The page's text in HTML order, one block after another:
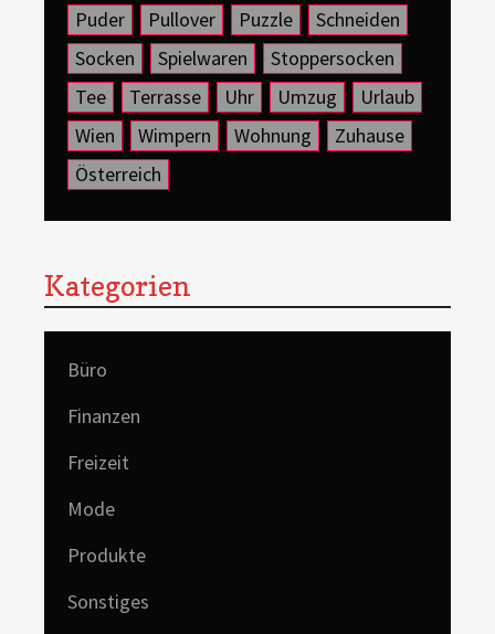
Puder
Pullover Puzzle
Schneiden
Socken
Spielwaren
Stoppersocken
Tee
Terrasse Uhr Umzug
Urlaub
Wien
Wimpern Wohnung
Zuhause
Österreich
Kategorien
Büro
Finanzen
Freizeit
Mode
Produkte
Sonstiges